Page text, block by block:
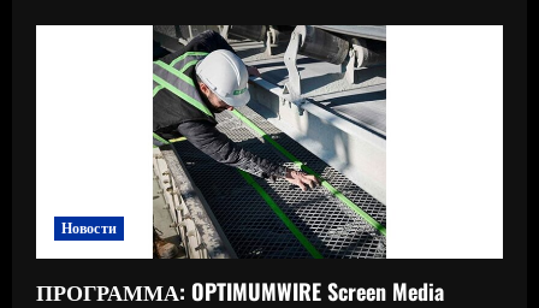
Новости
ПРОГРАММА: OPTIMUMWIRE Screen Media